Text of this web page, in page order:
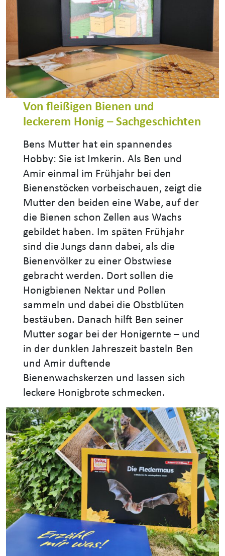
Von fleißigen Bienen und
leckerem Honig – Sachgeschichten
Bens Mutter hat ein spannendes
Hobby: Sie ist Imkerin. Als Ben und
Amir einmal im Frühjahr bei den
Bienenstöcken vorbeischauen, zeigt die
Mutter den beiden eine Wabe, auf der
die Bienen schon Zellen aus Wachs
gebildet haben. Im späten Frühjahr
sind die Jungs dann dabei, als die
Bienenvölker zu einer Obstwiese
gebracht werden. Dort sollen die
Honigbienen Nektar und Pollen
sammeln und dabei die Obstblüten
bestäuben. Danach hilft Ben seiner
Mutter sogar bei der Honigernte – und
in der dunklen Jahreszeit basteln Ben
und Amir duftende
Bienenwachskerzen und lassen sich
leckere Honigbrote schmecken.